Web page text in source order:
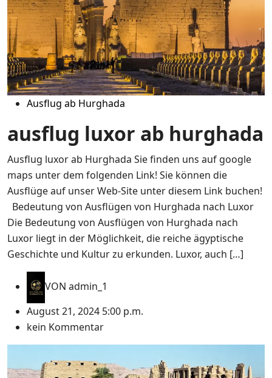
Ausflug ab Hurghada
ausflug luxor ab hurghada
Ausflug luxor ab Hurghada Sie finden uns auf google
maps unter dem folgenden Link! Sie können die
Ausflüge auf unser Web-Site unter diesem Link buchen!
Bedeutung von Ausflügen von Hurghada nach Luxor
Die Bedeutung von Ausflügen von Hurghada nach
Luxor liegt in der Möglichkeit, die reiche ägyptische
Geschichte und Kultur zu erkunden. Luxor, auch […]
VON admin_1
August 21, 2024 5:00 p.m.
kein Kommentar